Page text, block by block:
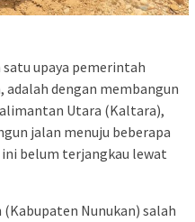
satu upaya pemerintah
dengan membangun
Utara (Kaltara),
jalan menuju beberapa
belum terjangkau lewat
Nunukan) salah